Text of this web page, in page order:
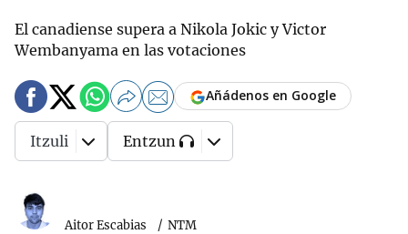
El canadiense supera a Nikola Jokic y Victor
Wembanyama en las votaciones
Aitor Escabias NTM
Añádenos en Google
Itzuli Entzun